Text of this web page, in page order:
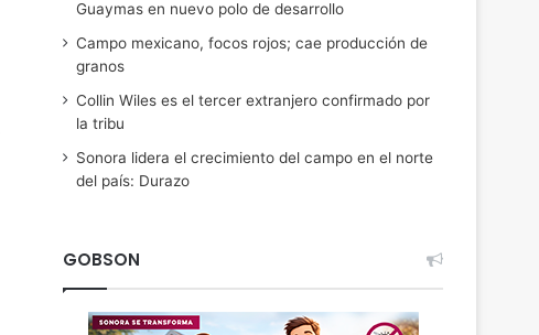
Guaymas en nuevo polo de desarrollo
Campo mexicano, focos rojos; cae producción de
granos
Collin Wiles es el tercer extranjero confirmado por
la tribu
Sonora lidera el crecimiento del campo en el norte
del país: Durazo
GOBSON